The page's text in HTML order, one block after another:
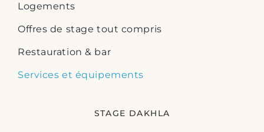
Logements
Offres de stage tout compris
Restauration & bar
Services et équipements
STAGE DAKHLA